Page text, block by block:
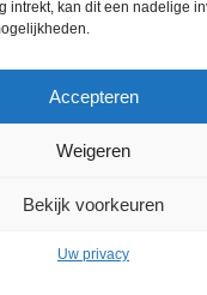
intrekt, kan dit een nadelige
Accepteren
Weigeren
Bekijk voorkeuren
Uw privacy